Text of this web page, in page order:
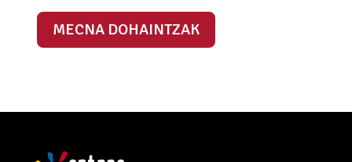
MECNA DOHAINTZAK